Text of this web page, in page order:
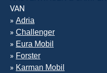
VAN
» Adria
» Challenger
» Eura Mobil
» Forster
» Karman Mobil